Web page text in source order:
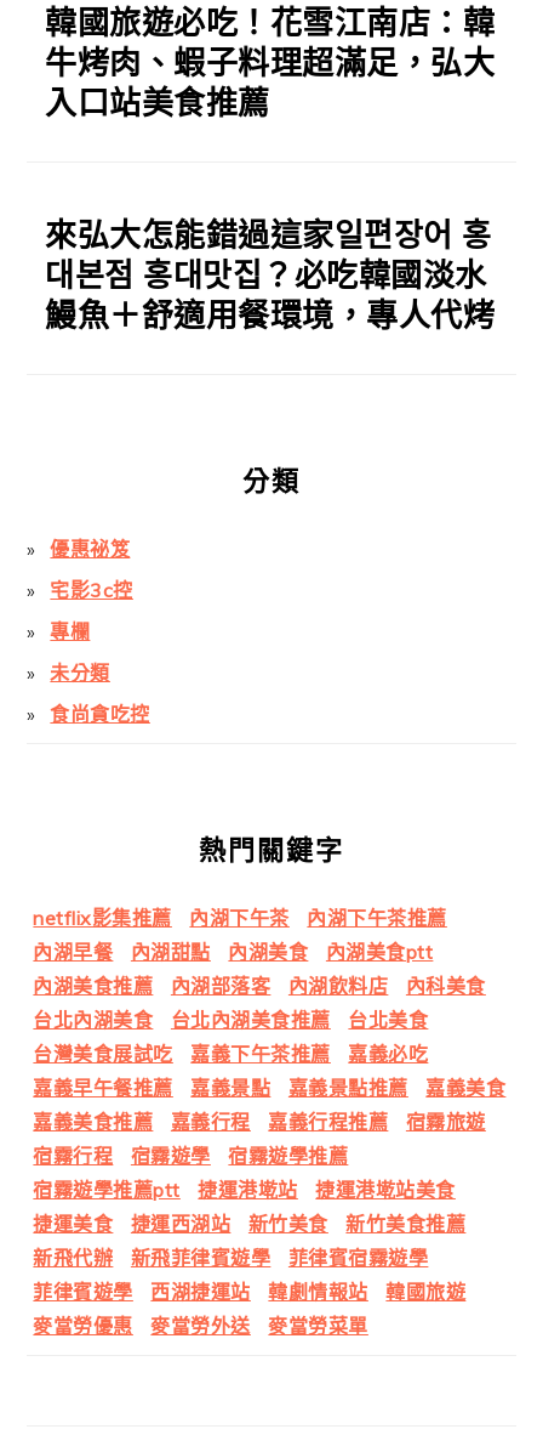
韓國旅遊必吃！花雪江南店：韓
牛烤肉、蝦子料理超滿足，弘大
入口站美食推薦
來弘大怎能錯過這家일편장어 홍
대본점 홍대맛집？必吃韓國淡水
鰻魚＋舒適用餐環境，專人代烤
分類
優惠祕笈
宅影3c控
專欄
未分類
食尚貪吃控
熱門關鍵字
netflix影集推薦 內湖下午茶
內湖下午茶推薦
內湖早餐
內湖甜點 內湖美食
內湖美食ptt
內湖美食推薦
內湖部落客 內湖飲料店
內科美食
台北內湖美食
台北內湖美食推薦
台北美食
台灣美食展試吃
嘉義下午茶推薦
嘉義必吃
嘉義早午餐推薦
嘉義景點 嘉義景點推薦
嘉義美食
嘉義美食推薦
嘉義行程 嘉義行程推薦
宿霧旅遊
宿霧行程
宿霧遊學
宿霧遊學推薦
宿霧遊學推薦ptt
捷運港墘站
捷運港墘站美食
捷運美食
捷運西湖站 新竹美食
新竹美食推薦
新飛代辦
新飛菲律賓遊學
菲律賓宿霧遊學
菲律賓遊學
西湖捷運站 韓劇情報站
韓國旅遊
麥當勞優惠
麥當勞外送 麥當勞菜單